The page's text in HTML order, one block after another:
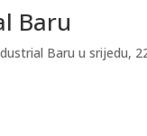
Baru
Baru u srijedu,